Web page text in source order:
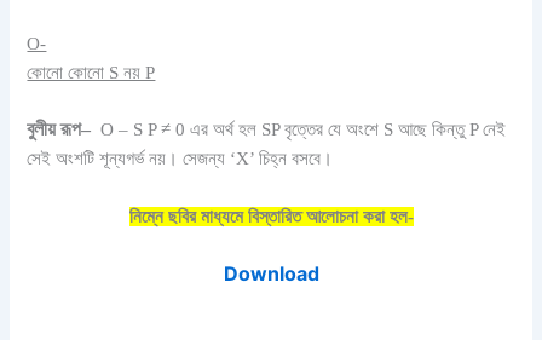
O-
কোনো কোনো S নয় P
বুলীয় রূপ– O – S P≠ 0 এর অর্থ হল SP বৃত্তের যে অংশে S আছে কিন্তু P নেই
সেই অংশটি শূন্যগর্ভ নয়। সেজন্য ‘X’ চিহ্ন বসবে।
নিম্নে ছবির মাধ্যমে বিস্তারিত আলোচনা করা হল-
Download